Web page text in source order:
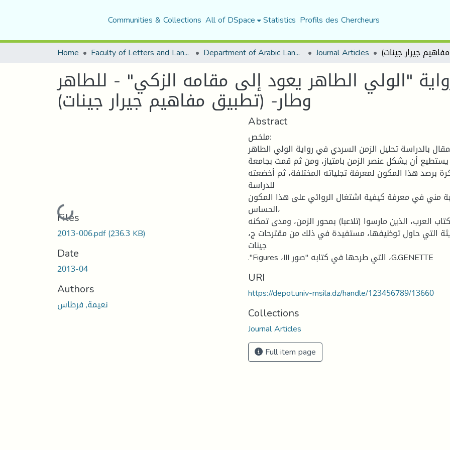
Communities & Collections All of DSpace Statistics Profils des Chercheurs
Home Faculty of Letters and Languages Department of Arabic Language and Literature Journal Articles
"الولي الطاهر يعود إلى مقامه الزكي" - للطاهر
وطار- (تطبيق مفاهيم جيرار جينات)
Loading...
Files
2013-006.pdf(236.3 KB)
Date
2013-04
Authors
نعيمة, فرطاس
Abstract
ملخص:
بالدراسة تحليل الزمن السردي في رواية الولي الطاهر ..."،
يستطيع أن يشكل عنصر الزمن بامتياز، ومن ثم قمت بجامعة
برصد هذا المكون لمعرفة تجلياته المختلفة، ثم أخضعته
للدراسة
مني في معرفة كيفية اشتغال الروائي على هذا المكون
الحساس،
العرب، الذين مارسوا (تلاعبا) بمحور الزمن، ومدى تمكنه
التي حاول توظيفها، مستفيدة في ذلك من مقترحات ج،
جينات
."Figures ،III التي طرحها في كتابه "صور ،G.GENETTE
URI
https://depot.univ-msila.dz/handle/123456789/13660
Collections
Journal Articles
Full item page